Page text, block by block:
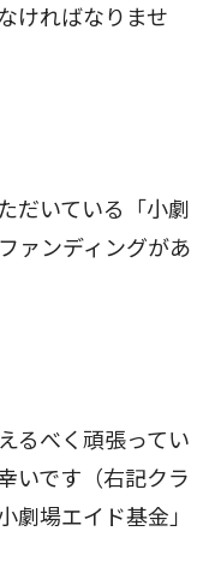
ければなりませ
だいている「小劇
ァンディングがあ
るべく頑張ってい
いです（右記クラ
劇場エイド基金」